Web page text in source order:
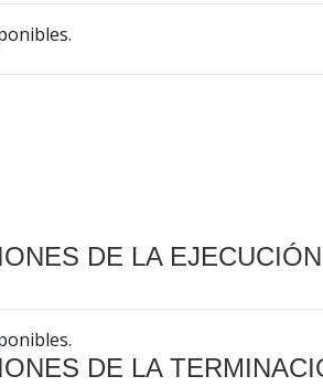
DE LA EJECUCIÓN
DE LA